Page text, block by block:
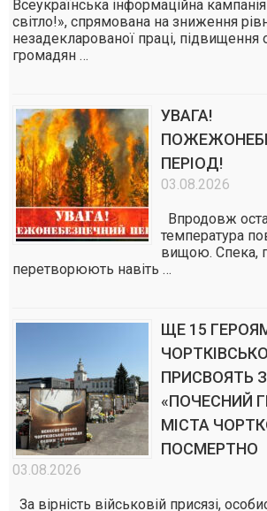
Всеукраїнська інформаційна
світло!», спрямована на зниження
незадекларованої праці, підвищення
громадян …
УВАГА!
ПЕРІОД!
03.08.2026
Впродовж
температура
вищою. Спека,
перетворюють навіть …
ЩЕ 15
ПРИСВОЯТЬ
«ПОЧЕСНИЙ
МІСТА
ПОСМЕРТНО
03.08.2026
За вірність військовій присязі,